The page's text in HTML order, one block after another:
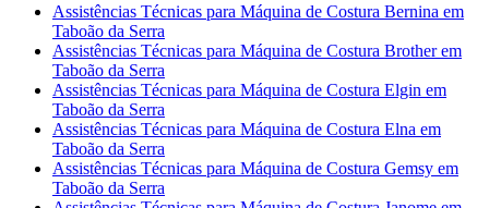
Assistências Técnicas para Máquina de Costura Bernina em
Taboão da Serra
Assistências Técnicas para Máquina de Costura Brother em
Taboão da Serra
Assistências Técnicas para Máquina de Costura Elgin em
Taboão da Serra
Assistências Técnicas para Máquina de Costura Elna em
Taboão da Serra
Assistências Técnicas para Máquina de Costura Gemsy em
Taboão da Serra